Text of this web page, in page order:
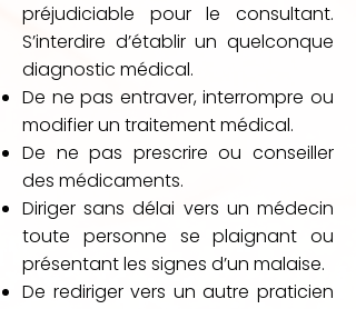
préjudiciable pour le consultant.
S’interdire d’établir un quelconque
diagnostic médical.
De ne pas entraver, interrompre ou
modifier un traitement médical.
De ne pas prescrire ou conseiller
des médicaments.
Diriger sans délai vers un médecin
toute personne se plaignant ou
présentant les signes d’un malaise.
De rediriger vers un autre praticien